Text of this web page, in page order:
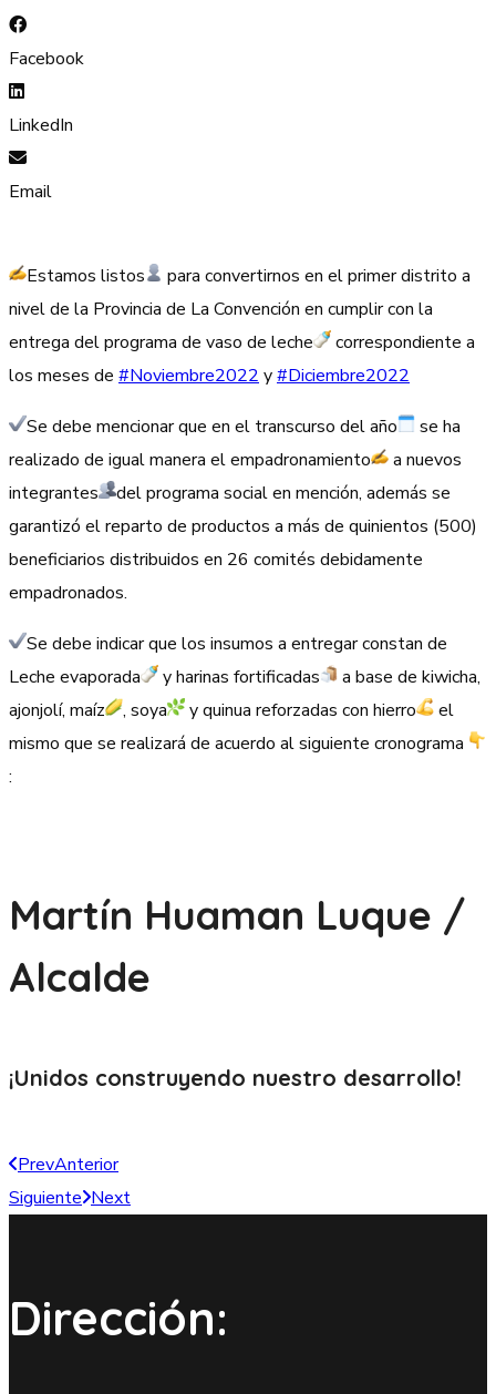
Facebook
LinkedIn
Email
Estamos listos
para convertirnos en el primer distrito a
nivel de la Provincia de La Convención en cumplir con la
entrega del programa de vaso de leche
correspondiente a
los meses de #Noviembre2022y#Diciembre2022
Se debe mencionar que en el transcurso del año
se ha
realizado de igual manera el empadronamiento
a nuevos
integrantes
del programa social en mención, además se
garantizó el reparto de productos a más de quinientos (500)
beneficiarios distribuidos en 26 comités debidamente
empadronados.
Se debe indicar que los insumos a entregar constan de
Leche evaporada
y harinas fortificadas
a base de kiwicha,
ajonjolí, maíz
, soya y quinua reforzadas con hierro
el
mismo que se realizará de acuerdo al siguiente cronograma
:
Martín Huaman Luque /
Alcalde
¡Unidos construyendo nuestro desarrollo!
PrevAnterior
Siguiente Next
Dirección: